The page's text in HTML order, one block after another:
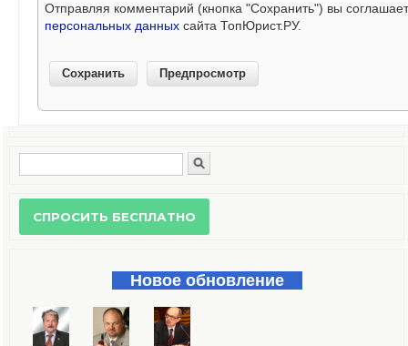
Отправляя комментарий (кнопка "Сохранить") вы
персональных данных сайта ТопЮрист.РУ.
Форма поиска
Новое обновление